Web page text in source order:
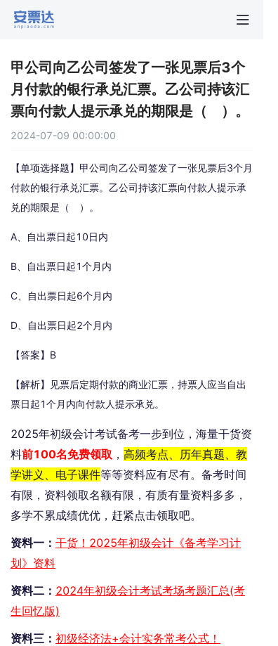
甲公司向乙公司签发了一张见票后3个
月付款的银行承兑汇票。乙公司持该汇
票向付款人提示承兑的期限是（ ）。
2024-07-09 00:00:00
【单项选择题】甲公司向乙公司签发了一张见票后3个月
付款的银行承兑汇票。乙公司持该汇票向付款人提示承
兑的期限是（ ）。
A、自出票日起10日内
B、自出票日起1个月内
C、自出票日起6个月内
D、自出票日起2个月内
【答案】B
【解析】见票后定期付款的商业汇票，持票人应当自出
票日起1个月内向付款人提示承兑。
2025年初级会计考试备考一步到位，海量干货资
料前100名免费领取 ， 高频考点、历年真题、教
学讲义、电子课件等等资料应有尽有。备考时间
有限，资料领取名额有限，有质有量资料多多，
多学不累成绩优优，赶紧点击领取吧。
资料一： 干货！2025年初级会计《备考学习计
划》资料
资料二： 2024年初级会计考试考场考题汇总(考
生回忆版)
资料三： 初级经济法+会计实务常考公式！